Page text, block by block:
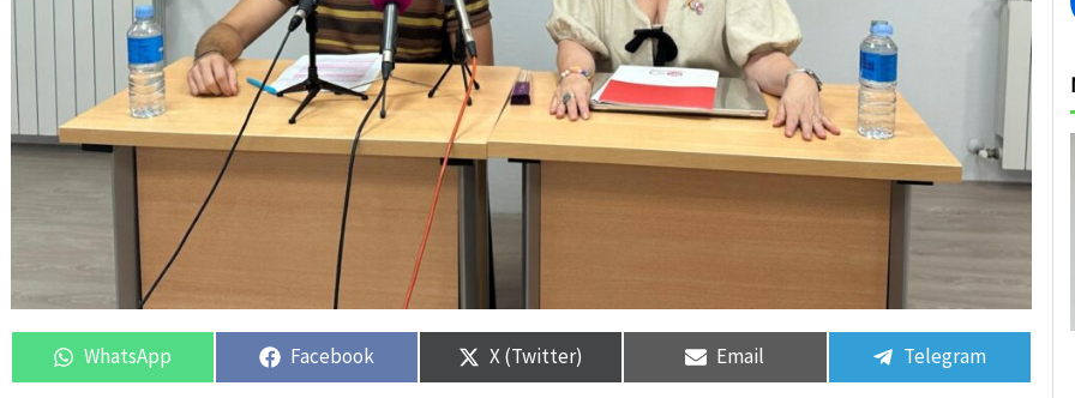
Compartir
en
WhatsApp
Compartir
en
Facebook
Compartir
en
X (Twitter)
Compartir
en
Email
Compartir
en
Telegram
Compartir
en
Compartir
en
Compartir
en
Compartir
en
Compartir
en